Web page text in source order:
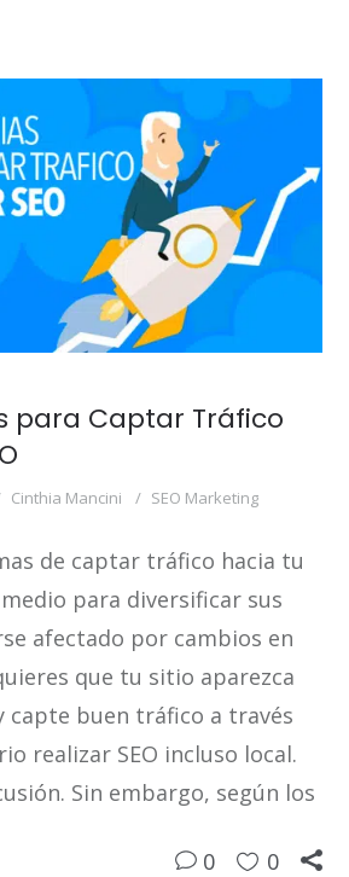
para Captar Tráfico
Cinthia Mancini SEO Marketing
de captar tráfico hacia tu
para diversificar sus
afectado por cambios en
que tu sitio aparezca
capte buen tráfico a través
realizar SEO incluso local.
Sin embargo, según los
0 0